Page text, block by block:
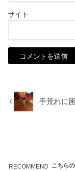
サイト
手荒れに
RECOMMEND こちら